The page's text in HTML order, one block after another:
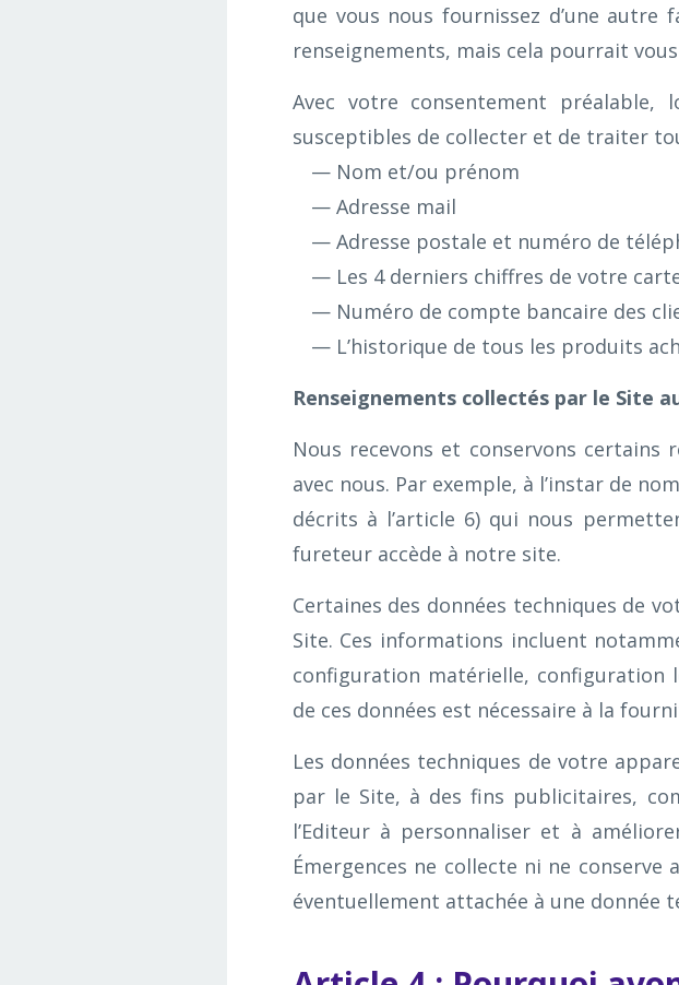
que vous nous fournissez d’une autre
renseignements, mais cela pourrait
Avec votre consentement préalable,
susceptibles de collecter et de traiter
Nom et/ou prénom
Adresse mail
Adresse postale et numéro de
Les 4 derniers chiffres de votre
Numéro de compte bancaire des
L’historique de tous les produits
Renseignements collectés par le Site
Nous recevons et conservons certains
avec nous. Par exemple, à l’instar de
décrits à l’article 6) qui nous
fureteur accède à notre site.
Certaines des données techniques de
Site. Ces informations incluent
configuration matérielle, configuration
de ces données est nécessaire à la
Les données techniques de votre
par le Site, à des fins publicitaires,
l’Editeur à personnaliser et à
Émergences ne collecte ni ne conserve
éventuellement attachée à une donnée